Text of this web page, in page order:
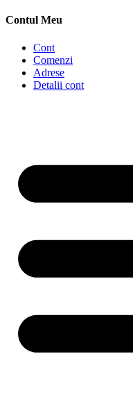
Contul Meu
Cont
Comenzi
Adrese
Detalii cont